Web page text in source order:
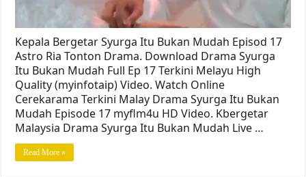
Kepala Bergetar Syurga Itu Bukan Mudah Episod 17
Astro Ria Tonton Drama. Download Drama Syurga
Itu Bukan Mudah Full Ep 17 Terkini Melayu High
Quality (myinfotaip) Video. Watch Online
Cerekarama Terkini Malay Drama Syurga Itu Bukan
Mudah Episode 17 myflm4u HD Video. Kbergetar
Malaysia Drama Syurga Itu Bukan Mudah Live …
Read More »